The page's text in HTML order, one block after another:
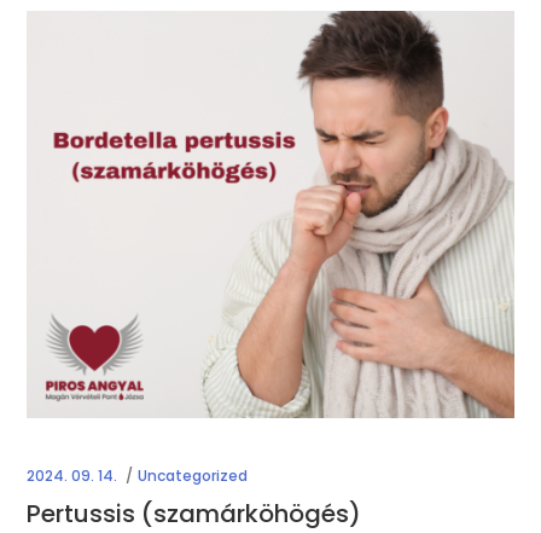
2024. 09. 14. Uncategorized
Pertussis (szamárköhögés)